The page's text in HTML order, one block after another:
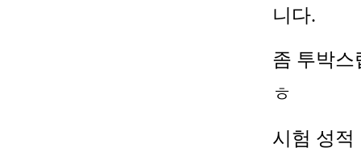
니다.
좀 투박스
ㅎ
시험 성적